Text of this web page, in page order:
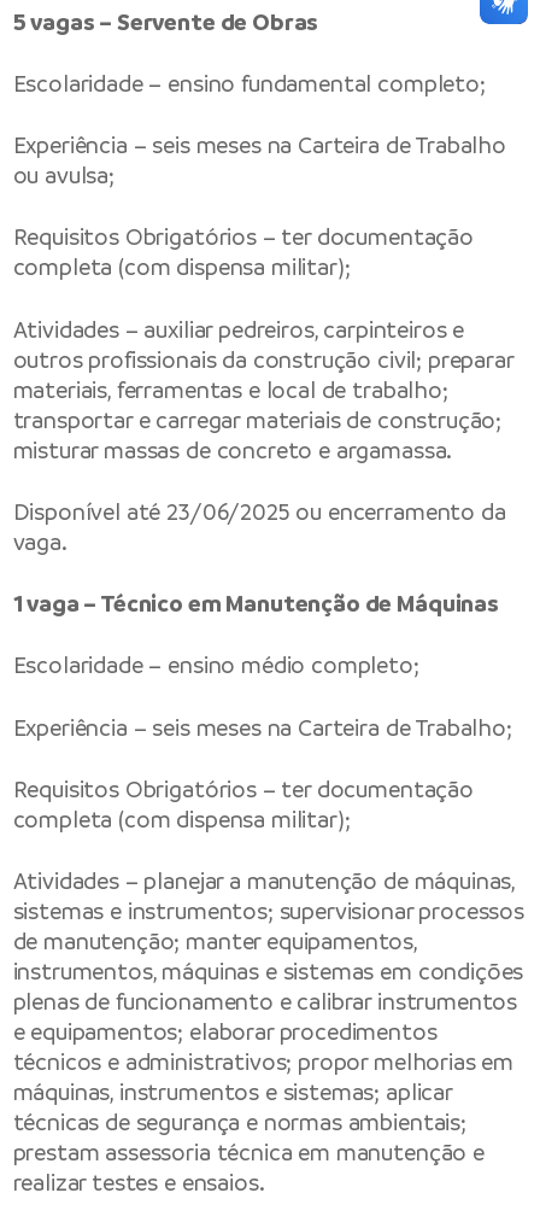
5 vagas – Servente de Obras
Escolaridade – ensino fundamental completo;
Experiência – seis meses na Carteira de Trabalho
ou avulsa;
Requisitos Obrigatórios – ter documentação
completa (com dispensa militar);
Atividades – auxiliar pedreiros, carpinteiros e
outros profissionais da construção civil; preparar
materiais, ferramentas e local de trabalho;
transportar e carregar materiais de construção;
misturar massas de concreto e argamassa.
Disponível até 23/06/2025 ou encerramento da
vaga.
1 vaga – Técnico em Manutenção de Máquinas
Escolaridade – ensino médio completo;
Experiência – seis meses na Carteira de Trabalho;
Requisitos Obrigatórios – ter documentação
completa (com dispensa militar);
Atividades – planejar a manutenção de máquinas,
sistemas e instrumentos; supervisionar processos
de manutenção; manter equipamentos,
instrumentos, máquinas e sistemas em condições
plenas de funcionamento e calibrar instrumentos
e equipamentos; elaborar procedimentos
técnicos e administrativos; propor melhorias em
máquinas, instrumentos e sistemas; aplicar
técnicas de segurança e normas ambientais;
prestam assessoria técnica em manutenção e
realizar testes e ensaios.